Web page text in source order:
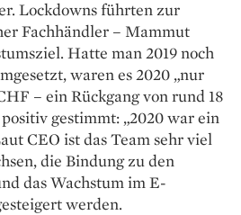
Lockdowns führten zur
Fachhändler – Mammut
Hatte man 2019 noch
waren es 2020 „nur
– ein Rückgang von rund 18
­gestimmt: „2020 war ein
CEO ist das Team sehr viel
die Bindung zu den
das Wachstum im E-
werden.